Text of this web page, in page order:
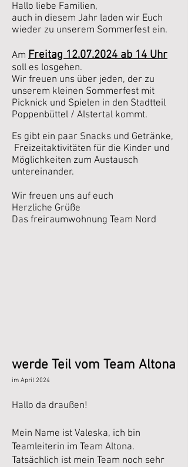
Hallo liebe Familien,
auch in diesem Jahr laden wir Euch
wieder zu unserem Sommerfest ein.
Am Freitag12.07.2024ab 14 Uhr
soll es losgehen.
Wir freuen uns über jeden, der zu
unserem kleinen Sommerfest mit
Picknick und Spielen in den Stadtteil
Poppenbüttel / Alstertal kommt.
Es gibt ein paar Snacks und Getränke,
Freizeitaktivitäten für die Kinder und
Möglichkeiten zum Austausch
untereinander.
Wir freuen uns auf euch
Herzliche Grüße
Das freiraumwohnung Team Nord
werde Teil vom Team Altona
im April 2024
Hallo da draußen!
Mein Name ist Valeska, ich bin
Teamleiterin im Team Altona.
Tatsächlich ist mein Team noch sehr